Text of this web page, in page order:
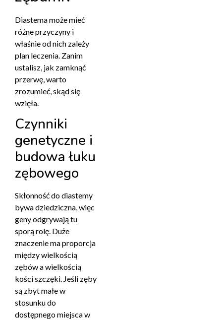
Diastema może mieć
różne przyczyny i
właśnie od nich zależy
plan leczenia. Zanim
ustalisz, jak zamknąć
przerwę, warto
zrozumieć, skąd się
wzięła.
Czynniki
genetyczne i
budowa łuku
zębowego
Skłonność do diastemy
bywa dziedziczna, więc
geny odgrywają tu
sporą rolę. Duże
znaczenie ma proporcja
między wielkością
zębów a wielkością
kości szczęki. Jeśli zęby
są zbyt małe w
stosunku do
dostępnego miejsca w